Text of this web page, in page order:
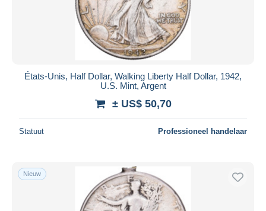
Toepassen
États-Unis, Half Dollar, Walking Liberty Half Dollar, 1942,
U.S. Mint, Argent
± US$ 50,70
Statuut Professioneel handelaar
Nieuw